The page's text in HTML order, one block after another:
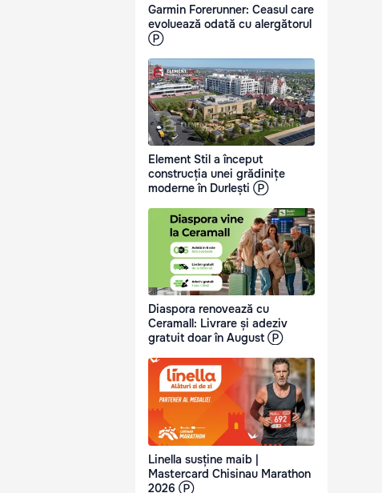
Garmin Forerunner: Ceasul care
evoluează odată cu alergătorul
Ⓟ
Element Stil a început
construcția unei grădinițe
moderne în Durlești Ⓟ
Diaspora renovează cu
Ceramall: Livrare și adeziv
gratuit doar în August Ⓟ
Linella susține maib |
Mastercard Chisinau Marathon
2026 Ⓟ